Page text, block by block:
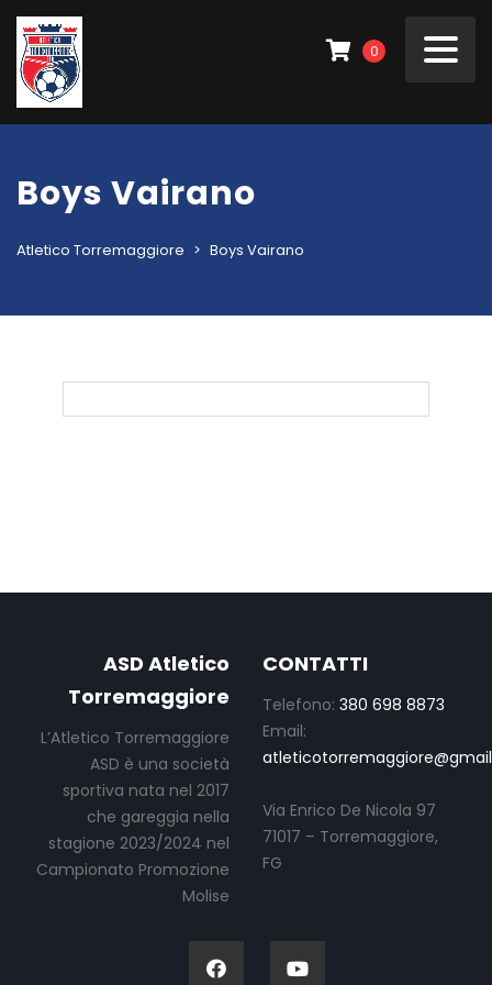
0
Boys Vairano
Atletico Torremaggiore > Boys Vairano
ASD Atletico
Torremaggiore
L’Atletico Torremaggiore
ASD è una società
sportiva nata nel 2017
che gareggia nella
stagione 2023/2024 nel
Campionato Promozione
Molise
CONTATTI
Telefono: 380 698 8873
Email:
Via Enrico De Nicola 97
71017 – Torremaggiore,
FG